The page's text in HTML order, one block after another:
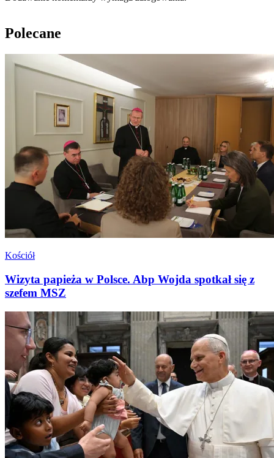
Polecane
Kościół
Wizyta papieża w Polsce. Abp Wojda spotkał się z
szefem MSZ